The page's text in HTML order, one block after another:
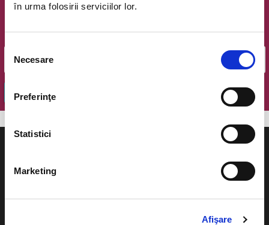
în urma folosirii serviciilor lor.
Selecția
consimțământului
Necesare
Preferinţe
Statistici
Marketing
Afişare
Oferte exclusive si o editie saptamanala cu cele mai noi
OK
Ajutor
Evenimente